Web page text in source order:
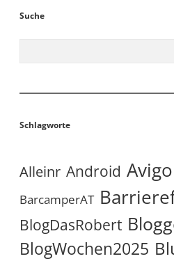
Suche
Schlagworte
Alleinr Android Avigo
BarcamperAT
BlogDasRobert
BlogWochen2025